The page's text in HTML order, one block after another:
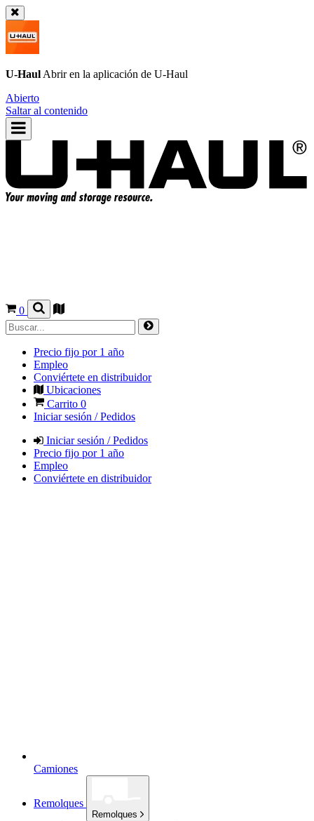
U-Haul Abrir en la aplicación de U-Haul
Abierto
Saltar al contenido
0
Precio fijo por 1 año
Empleo
Conviértete en distribuidor
Ubicaciones
Carrito 0
Iniciar sesión / Pedidos
Iniciar sesión / Pedidos
Precio fijo por 1 año
Empleo
Conviértete en distribuidor
Camiones
Remolques
Remolques